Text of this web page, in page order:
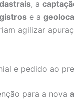
, a
e a
agilizar
e pedido ao
para a nova